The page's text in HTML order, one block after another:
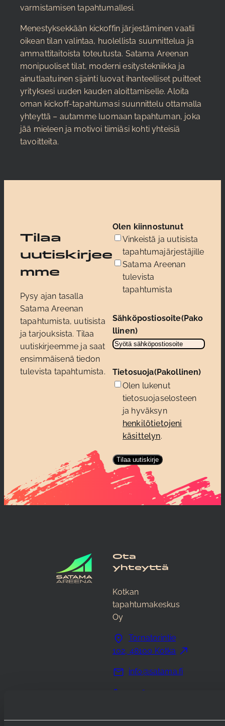
varmistamisen tapahtumallesi.
Menestyksekkään kickoffin järjestäminen vaatii
oikean tilan valintaa, huolellista suunnittelua ja
ammattitaitoista toteutusta. Satama Areenan
monipuoliset tilat, moderni esitystekniikka ja
ainutlaatuinen sijainti luovat ihanteelliset puitteet
yrityksesi uuden kauden aloittamiselle. Aloita
oman kickoff-tapahtumasi suunnittelu ottamalla
yhteyttä – autamme luomaan tapahtuman, joka
jää mieleen ja motivoi tiimiäsi kohti yhteisiä
tavoitteita.
Tilaa
uutiskirjee
mme
Pysy ajan tasalla
Satama Areenan
tapahtumista, uutisista
ja tarjouksista. Tilaa
uutiskirjeemme ja saat
ensimmäisenä tiedon
tulevista tapahtumista.
Olen kiinnostunut
Vinkeistä ja uutisista
tapahtumajärjestäjille
Satama Areenan
tulevista
tapahtumista
Sähköpostiosoite(Pako
llinen)
Tietosuoja(Pakollinen)
Olen lukenut
tietosuojaselosteen
ja hyväksyn
henkilötietojeni
käsittelyn.
Ota
yhteyttä
Kotkan
tapahtumakeskus
Oy
Tornatorintie
102, 48100 Kotka
info@satama.fi
+348 40 714